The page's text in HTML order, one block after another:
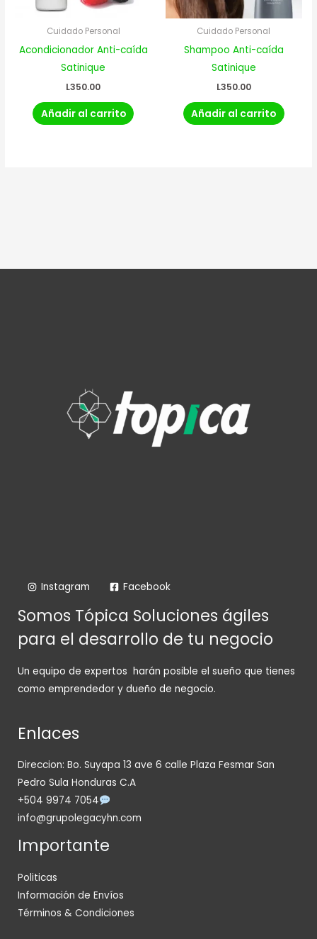
Cuidado Personal
Acondicionador Anti-caída
Satinique
L350.00
Añadir al carrito
Cuidado Personal
Shampoo Anti-caída
Satinique
L350.00
Añadir al carrito
Instagram Facebook
Somos Tópica Soluciones ágiles
para el desarrollo de tu negocio
Un equipo de expertos harán posible el sueño que tienes
como emprendedor y dueño de negocio.
Enlaces
Direccion: Bo. Suyapa 13 ave 6 calle Plaza Fesmar San
Pedro Sula Honduras C.A
+504 9974 7054
info@grupolegacyhn.com
Importante
Politicas
Información de Envíos
Términos & Condiciones